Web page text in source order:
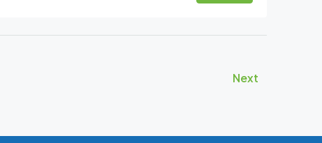
Next